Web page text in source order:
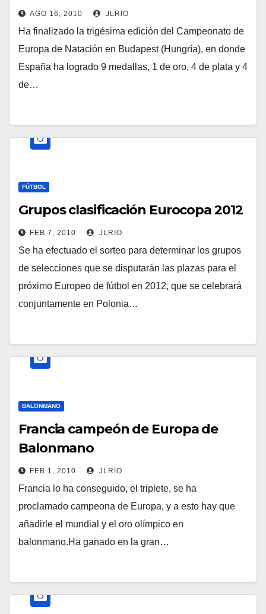
AGO 16, 2010 JLRIO
Ha finalizado la trigésima edición del Campeonato de
Europa de Natación en Budapest (Hungría), en donde
España ha logrado 9 medallas, 1 de oro, 4 de plata y 4
de…
FÚTBOL
Grupos clasificación Eurocopa 2012
FEB 7, 2010 JLRIO
Se ha efectuado el sorteo para determinar los grupos
de selecciones que se disputarán las plazas para el
próximo Europeo de fútbol en 2012, que se celebrará
conjuntamente en Polonia…
BALONMANO
Francia campeón de Europa de
Balonmano
FEB 1, 2010 JLRIO
Francia lo ha conseguido, el triplete, se ha
proclamado campeona de Europa, y a esto hay que
añadirle el mundial y el oro olímpico en
balonmano.Ha ganado en la gran…